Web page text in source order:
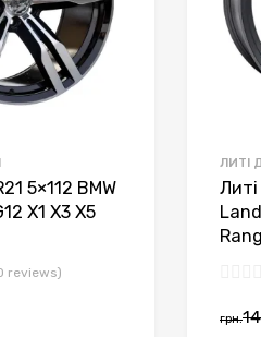
5×112 BMW
X1 X3 X5
reviews)
ЛИТІ
грн.